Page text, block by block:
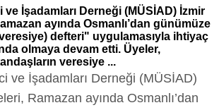
ve İşadamları Derneği (MÜSİAD) İzmir
ayında Osmanlı’dan günümüze
defteri" uygulamasıyla ihtiyaç
olmaya devam etti. Üyeler,
veresiye ...
ve İşadamları Derneği (MÜSİAD)
Ramazan ayında Osmanlı’dan